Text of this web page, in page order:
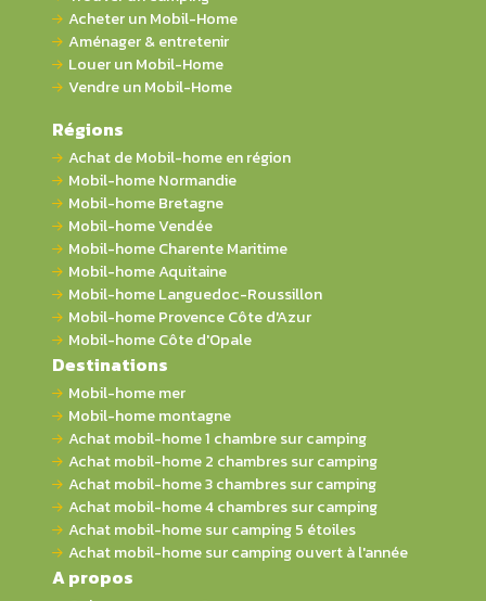
Acheter un Mobil-Home
Aménager & entretenir
Louer un Mobil-Home
Vendre un Mobil-Home
Régions
Achat de Mobil-home en région
Mobil-home Normandie
Mobil-home Bretagne
Mobil-home Vendée
Mobil-home Charente Maritime
Mobil-home Aquitaine
Mobil-home Languedoc-Roussillon
Mobil-home Provence Côte d'Azur
Mobil-home Côte d'Opale
Destinations
Mobil-home mer
Mobil-home montagne
Achat mobil-home 1 chambre sur camping
Achat mobil-home 2 chambres sur camping
Achat mobil-home 3 chambres sur camping
Achat mobil-home 4 chambres sur camping
Achat mobil-home sur camping 5 étoiles
Achat mobil-home sur camping ouvert à l'année
A propos